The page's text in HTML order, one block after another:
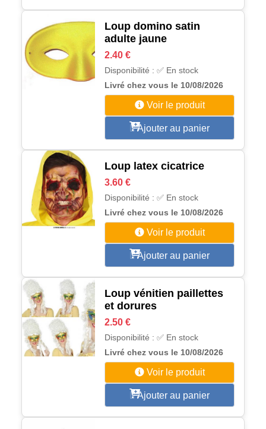
Loup domino satin
adulte jaune
2.40 €
Disponibilité : ✅ En stock
Livré chez vous le 10/08/2026
Voir le produit
Ajouter au panier
Loup latex cicatrice
3.60 €
Disponibilité : ✅ En stock
Livré chez vous le 10/08/2026
Voir le produit
Ajouter au panier
Loup vénitien paillettes
et dorures
2.50 €
Disponibilité : ✅ En stock
Livré chez vous le 10/08/2026
Voir le produit
Ajouter au panier